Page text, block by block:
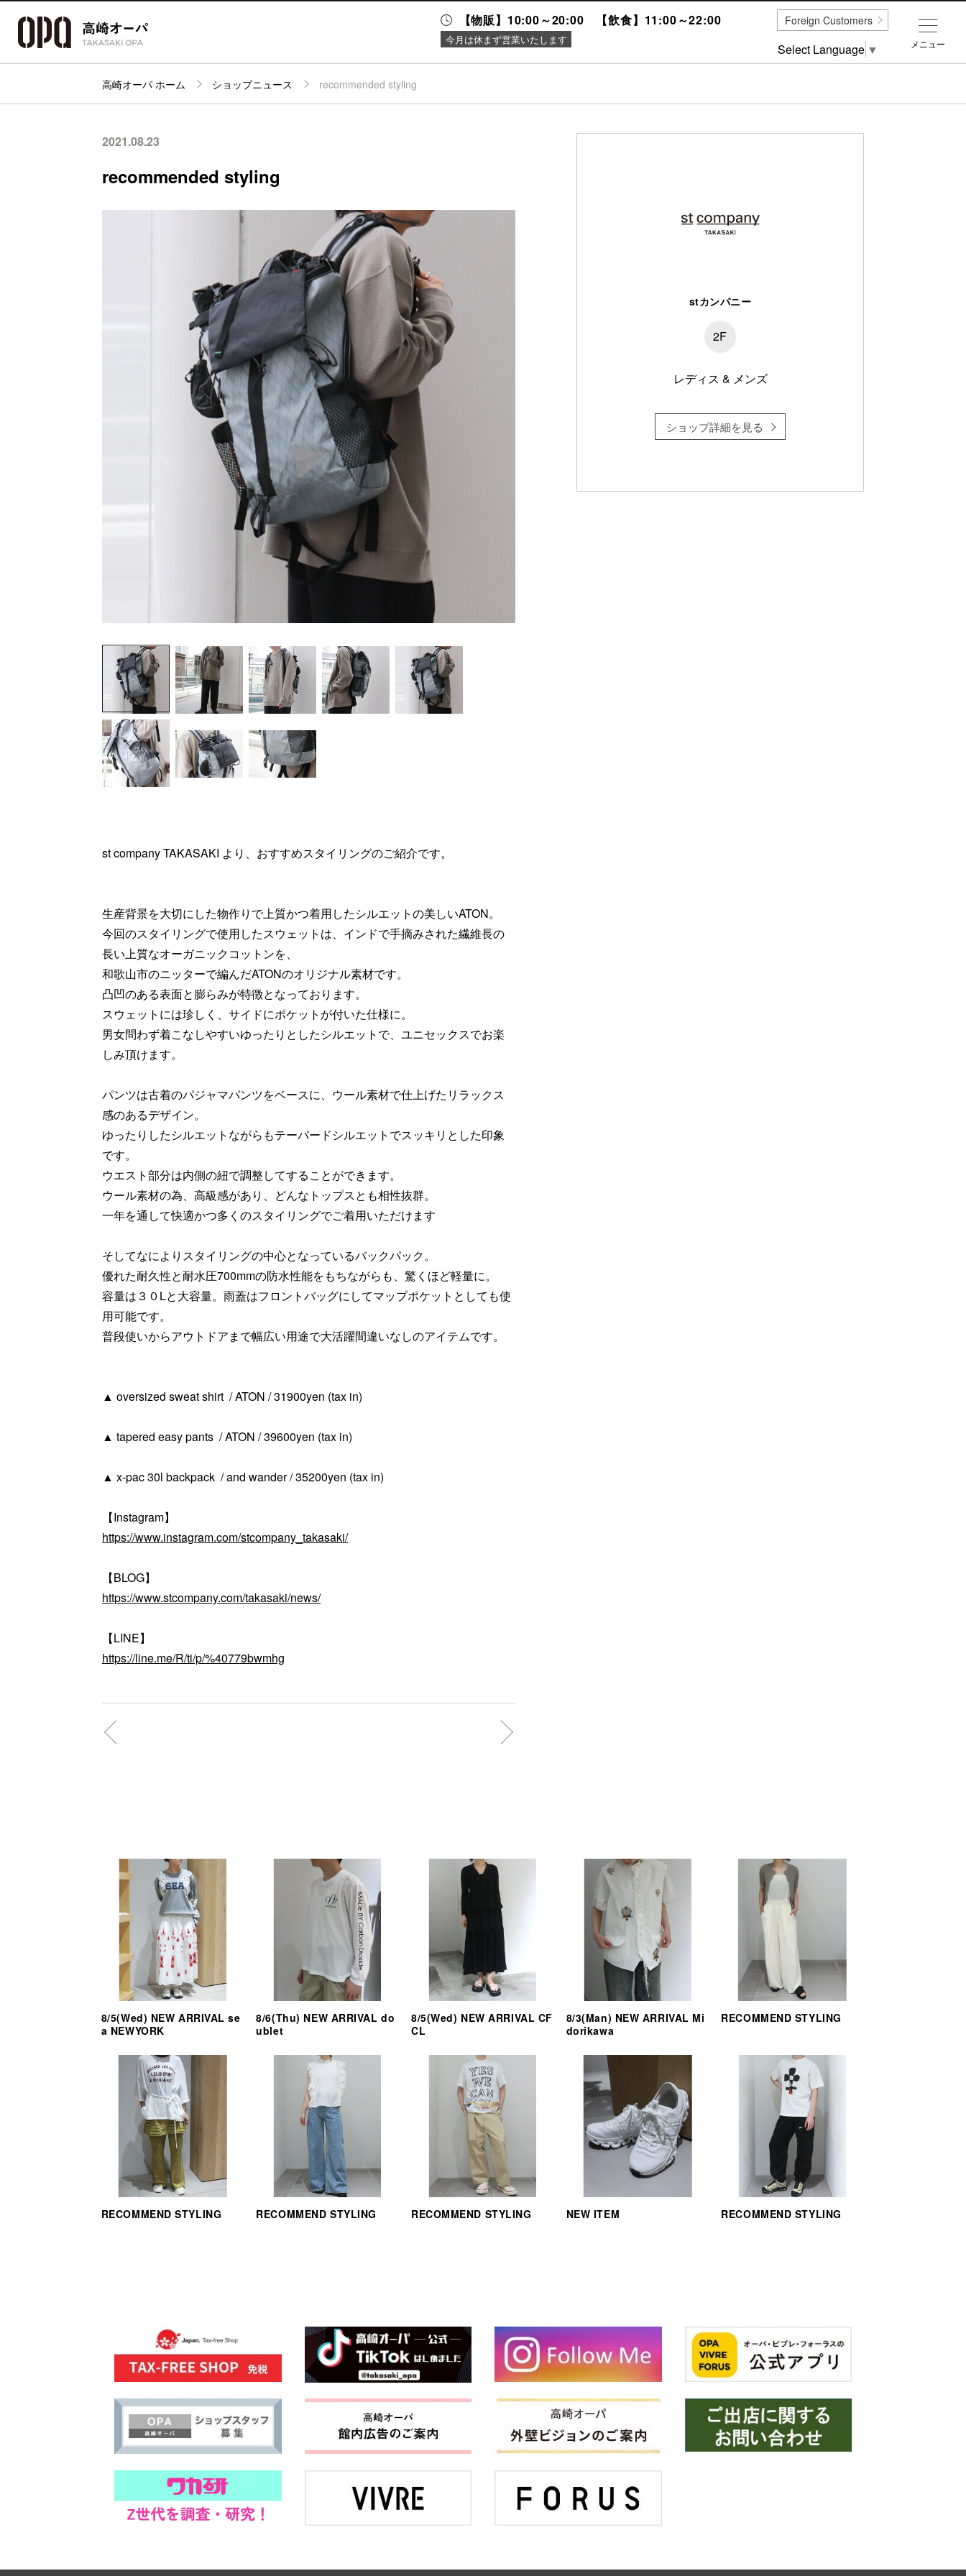
【物販】10:00～20:00 【飲食】11:00～22:00
今月は休まず営業いたします
パーキング
ニュース＆
イベント
高崎オーパ ホーム ショップニュース recommended styling
2021.08.23
recommended styling
st company TAKASAKI より、おすすめスタイリングのご紹介です。
生産背景を大切にした物作りで上質かつ着用したシルエットの美しいATON。
今回のスタイリングで使用したスウェットは、インドで手摘みされた繊維長の
長い上質なオーガニックコットンを、
和歌山市のニッターで編んだATONのオリジナル素材です。
凸凹のある表面と膨らみが特徴となっております。
スウェットには珍しく、サイドにポケットが付いた仕様に。
男女問わず着こなしやすいゆったりとしたシルエットで、ユニセックスでお楽
しみ頂けます。
パンツは古着のパジャマパンツをベースに、ウール素材で仕上げたリラックス
感のあるデザイン。
ゆったりしたシルエットながらもテーパードシルエットでスッキリとした印象
です。
ウエスト部分は内側の紐で調整してすることができます。
ウール素材の為、高級感があり、どんなトップスとも相性抜群。
一年を通して快適かつ多くのスタイリングでご着用いただけます
そしてなによりスタイリングの中心となっているバックパック。
優れた耐久性と耐水圧700mmの防水性能をもちながらも、驚くほど軽量に。
容量は３０Lと大容量。雨蓋はフロントバッグにしてマップポケットとしても使
用可能です。
普段使いからアウトドアまで幅広い用途で大活躍間違いなしのアイテムです。
▲ oversized sweat shirt / ATON / 31900yen (tax in)
▲ tapered easy pants / ATON / 39600yen (tax in)
▲ x-pac 30l backpack / and wander / 35200yen (tax in)
【Instagram】
https://www.instagram.com/stcompany_takasaki/
【BLOG】
https://www.stcompany.com/takasaki/news/
【LINE】
https://line.me/R/ti/p/%40779bwmhg
stカンパニー
2F
レディス & メンズ
ショップ詳細を見る
8/5(Wed) NEW ARRIVAL se
a NEWYORK
8/6(Thu) NEW ARRIVAL do
ublet
8/5(Wed) NEW ARRIVAL CF
CL
8/3(Man) NEW ARRIVAL Mi
dorikawa
RECOMMEND STYLING
RECOMMEND STYLING RECOMMEND STYLING RECOMMEND STYLING NEW ITEM RECOMMEND STYLING
メニュー
Foreign Customers
Select Language ▼